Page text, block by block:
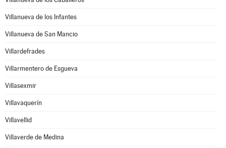
Villanueva de los Infantes
Villanueva de San Mancio
Villardefrades
Villarmentero de Esgueva
Villasexmir
Villavaquerín
Villavellid
Villaverde de Medina